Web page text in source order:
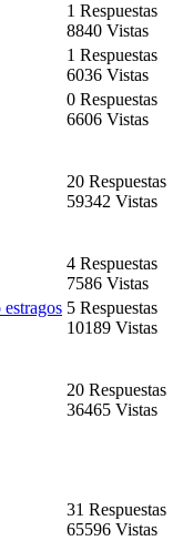
1 Respuestas
8840 Vistas
1 Respuestas
6036 Vistas
0 Respuestas
6606 Vistas
20 Respuestas
59342 Vistas
4 Respuestas
7586 Vistas
5 Respuestas
10189 Vistas
20 Respuestas
36465 Vistas
31 Respuestas
65596 Vistas